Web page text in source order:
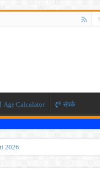
Age Calculator संपर्क
2026